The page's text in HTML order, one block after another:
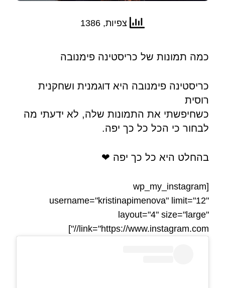
צפיות, 1386
כמה תמונות של כריסטינה פימנובה
כריסטינה פימנובה היא דוגמנית ושחקנית
רוסית
כשחיפשתי את התמונות שלה, לא ידעתי מה
לבחור כי הכל כל כך יפה.
בהחלט היא כל כך יפה ❤
[wp_my_instagram
username="kristinapimenova" limit="12"
layout="4" size="large"
link="https://www.instagram.com//"]